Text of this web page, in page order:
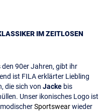
IM ZEITLOSEN
90er Jahren, gibt ihr
ist FILA erklärter Liebling
die sich von Jacke bis
Unser ikonisches Logo ist
Sportswearwieder